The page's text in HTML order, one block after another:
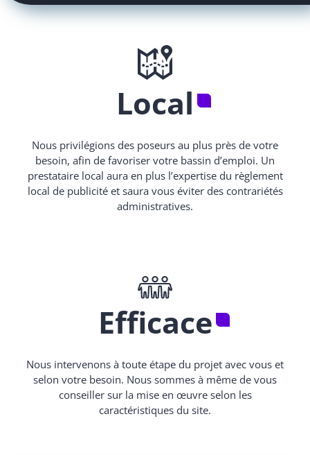
Local
Nous privilégions des poseurs au plus près de votre
besoin, afin de favoriser votre bassin d’emploi. Un
prestataire local aura en plus l’expertise du règlement
local de publicité et saura vous éviter des contrariétés
administratives.
Efficace
Nous intervenons à toute étape du projet avec vous et
selon votre besoin. Nous sommes à même de vous
conseiller sur la mise en œuvre selon les
caractéristiques du site.